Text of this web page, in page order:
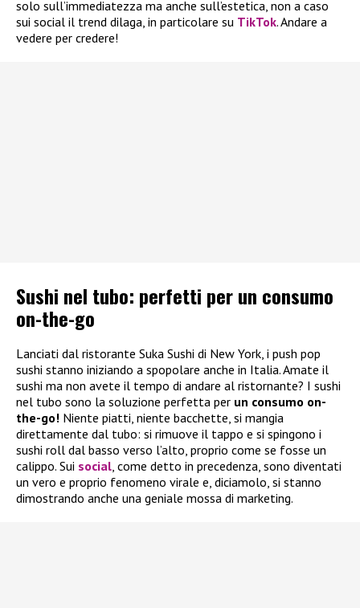
solo sull’immediatezza ma anche sull’estetica, non a caso
sui social il trend dilaga, in particolare su TikTok. Andare a
vedere per credere!
Sushi nel tubo: perfetti per un consumo
on-the-go
Lanciati dal ristorante Suka Sushi di New York, i push pop
sushi stanno iniziando a spopolare anche in Italia. Amate il
sushi ma non avete il tempo di andare al ristornante? I sushi
nel tubo sono la soluzione perfetta per un consumo on-
the-go! Niente piatti, niente bacchette, si mangia
direttamente dal tubo: si rimuove il tappo e si spingono i
sushi roll dal basso verso l’alto, proprio come se fosse un
calippo. Sui social , come detto in precedenza, sono diventati
un vero e proprio fenomeno virale e, diciamolo, si stanno
dimostrando anche una geniale mossa di marketing.